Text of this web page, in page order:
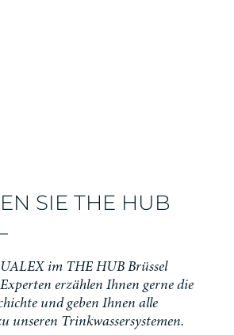
SIE THE HUB
im THE HUB Brüssel
erzählen Ihnen gerne die
und geben Ihnen alle
unseren Trinkwassersystemen.